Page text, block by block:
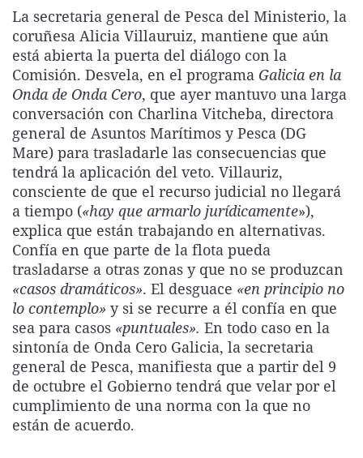
La rosa de los vientos
Gente viajera
Como el perro y el
Caso
Retornados
Equipo de
Operación Viuda
Extremadura
Galicia
La Rioja
Navarra
País Vasco
Virales
Televisión
Elecciones
La secretaria general de Pesca del Ministerio, la
coruñesa Alicia Villauruiz, mantiene que aún
está abierta la puerta del diálogo con la
Comisión. Desvela, en el programa Galicia en la
Onda de Onda Cero, que ayer mantuvo una larga
conversación con Charlina Vitcheba, directora
general de Asuntos Marítimos y Pesca (DG
Mare) para trasladarle las consecuencias que
tendrá la aplicación del veto. Villauriz,
consciente de que el recurso judicial no llegará
a tiempo («hay que armarlo jurídicamente»),
explica que están trabajando en alternativas.
Confía en que parte de la flota pueda
trasladarse a otras zonas y que no se produzcan
«casos dramáticos». El desguace «en principio no
lo contemplo» y si se recurre a él confía en que
sea para casos «puntuales». En todo caso en la
sintonía de Onda Cero Galicia, la secretaria
general de Pesca, manifiesta que a partir del 9
de octubre el Gobierno tendrá que velar por el
cumplimiento de una norma con la que no
están de acuerdo.